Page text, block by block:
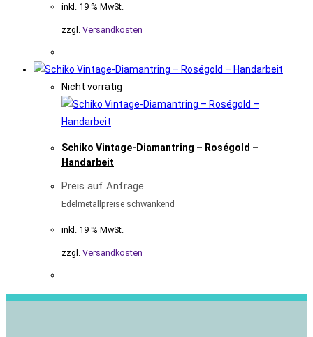
inkl. 19 % MwSt.
zzgl. Versandkosten
Nicht vorrätig
Schiko Vintage-Diamantring – Roségold –
Handarbeit
Preis auf Anfrage
Edelmetallpreise schwankend
inkl. 19 % MwSt.
zzgl. Versandkosten